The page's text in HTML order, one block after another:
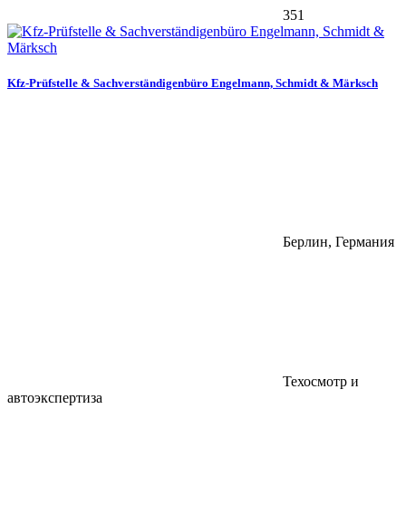
351
Kfz-Prüfstelle & Sachverständigenbüro Engelmann, Schmidt & Märksch
Берлин, Германия
Техосмотр и
автоэкспертиза